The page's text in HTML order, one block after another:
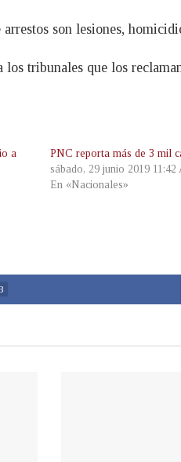
son lesiones,
tribunales que los
a
PNC reporta más de 3 mil
sábado, 29 junio 2019 11:42
En «Nacionales»